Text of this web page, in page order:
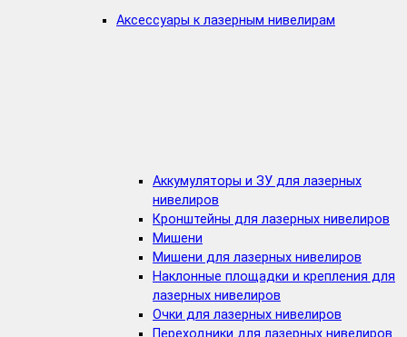
Аксессуары к лазерным нивелирам
Аккумуляторы и ЗУ для лазерных
нивелиров
Кронштейны для лазерных нивелиров
Мишени
Мишени для лазерных нивелиров
Наклонные площадки и крепления для
лазерных нивелиров
Очки для лазерных нивелиров